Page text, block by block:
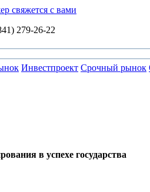
свяжется с вами
279-26-22
Инвестпроект Срочный рынок
в успехе государства